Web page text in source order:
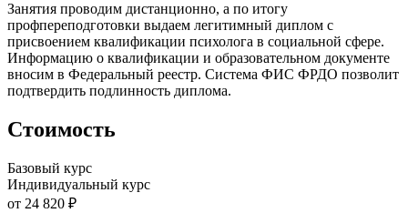
Занятия проводим дистанционно, а по итогу
профпереподготовки выдаем легитимный диплом с
присвоением квалификации психолога в социальной сфере.
Информацию о квалификации и образовательном документе
вносим в Федеральный реестр. Система ФИС ФРДО позволит
подтвердить подлинность диплома.
Стоимость
Базовый курс
Индивидуальный курс
от 24 820 ₽